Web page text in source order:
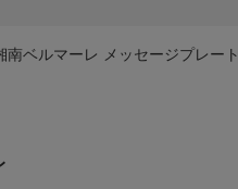
ベルマーレ メッセージプレート